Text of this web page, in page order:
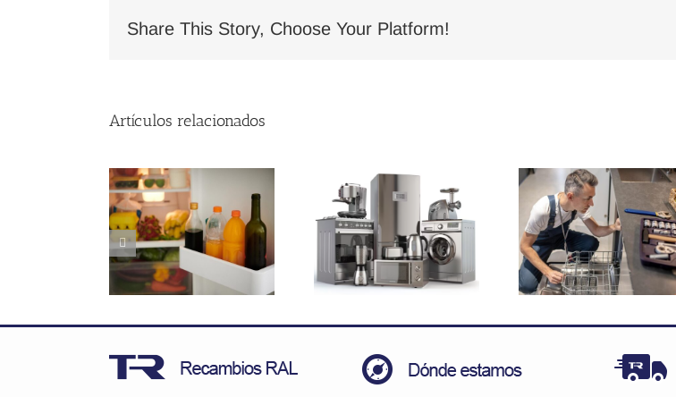
Share This Story, Choose Your Platform!
Artículos relacionados
Cómo elegir el
recambio
perfecto para tu
electrodoméstico
¿Por qué mi
lavavajillas no
desagua
correctamente?
Soluciones
fugas de
en tu